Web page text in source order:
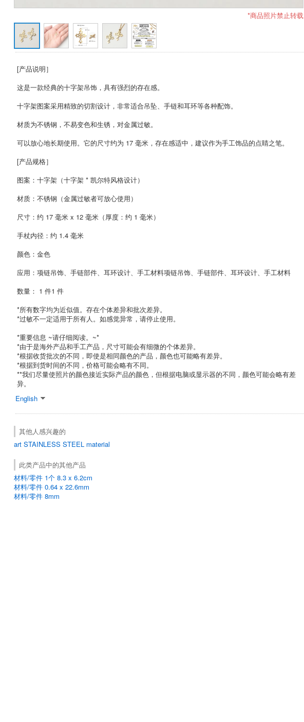
*商品照片禁止转载
[产品说明］
这是一款经典的十字架吊饰，具有强烈的存在感。
十字架图案采用精致的切割设计，非常适合吊坠、手链和耳环等各种配饰。
材质为不锈钢，不易变色和生锈，对金属过敏。
可以放心地长期使用。它的尺寸约为 17 毫米，存在感适中，建议作为手工饰品的点睛之笔。
[产品规格］
图案：十字架（十字架 * 凯尔特风格设计）
材质：不锈钢（金属过敏者可放心使用）
尺寸：约 17 毫米 x 12 毫米（厚度：约 1 毫米）
手杖内径：约 1.4 毫米
颜色：金色
应用：项链吊饰、手链部件、耳环设计、手工材料项链吊饰、手链部件、耳环设计、手工材料
数量： 1 件1 件
*所有数字均为近似值。存在个体差异和批次差异。
*过敏不一定适用于所有人。如感觉异常，请停止使用。
*重要信息 ~请仔细阅读。~*
*由于是海外产品和手工产品，尺寸可能会有细微的个体差异。
*根据收货批次的不同，即使是相同颜色的产品，颜色也可能略有差异。
*根据到货时间的不同，价格可能会略有不同。
**我们尽量使照片的颜色接近实际产品的颜色，但根据电脑或显示器的不同，颜色可能会略有差
异。
English
其他人感兴趣的
art STAINLESS STEEL material
此类产品中的其他产品
材料/零件 1个 8.3 x 6.2cm
材料/零件 0.64 x 22.6mm
材料/零件 8mm